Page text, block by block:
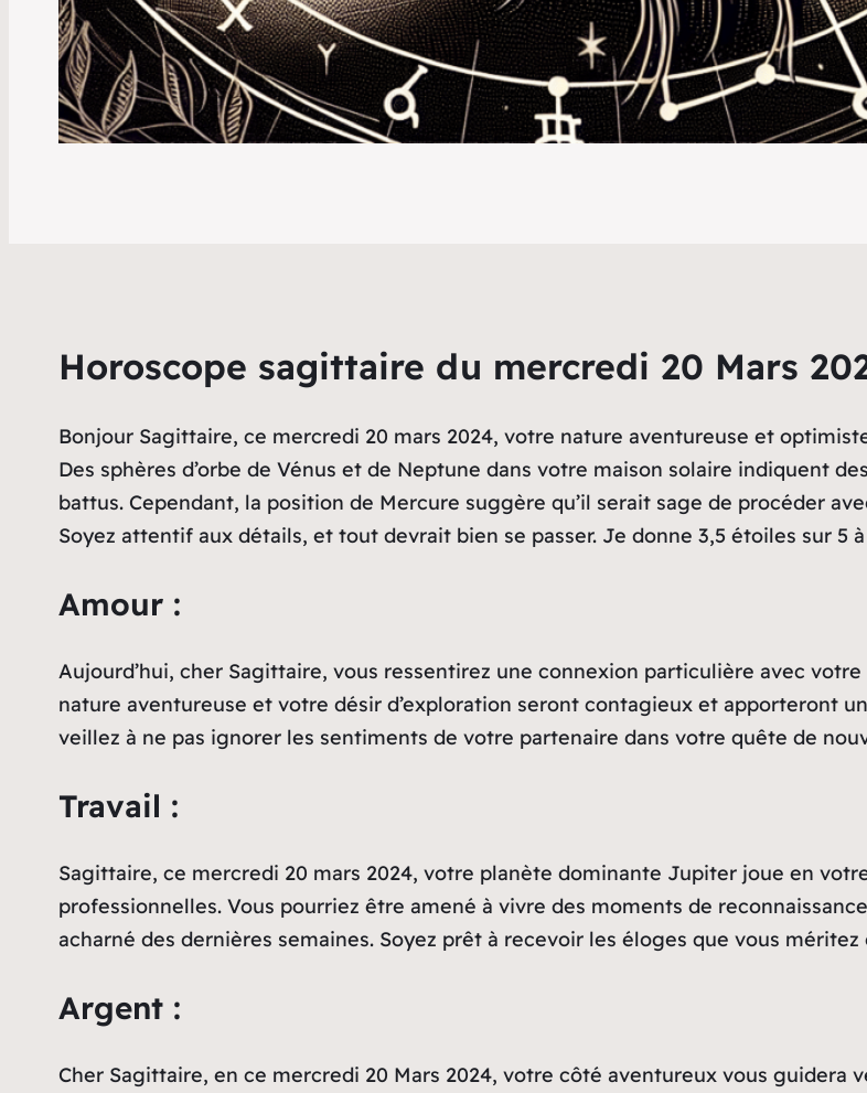
Horoscope sagittaire du mercredi 20 Mars
Bonjour Sagittaire, ce mercredi 20 mars 2024, votre nature aventureuse et
Des sphères d’orbe de Vénus et de Neptune dans votre maison solaire indiquent
battus. Cependant, la position de Mercure suggère qu’il serait sage de procéder
Soyez attentif aux détails, et tout devrait bien se passer. Je donne 3,5 étoiles sur 5
Amour :
Aujourd’hui, cher Sagittaire, vous ressentirez une connexion particulière avec
nature aventureuse et votre désir d’exploration seront contagieux et apporteront
veillez à ne pas ignorer les sentiments de votre partenaire dans votre quête de
Travail :
Sagittaire, ce mercredi 20 mars 2024, votre planète dominante Jupiter joue en
professionnelles. Vous pourriez être amené à vivre des moments de
acharné des dernières semaines. Soyez prêt à recevoir les éloges que vous
Argent :
Cher Sagittaire, en ce mercredi 20 Mars 2024, votre côté aventureux vous guidera